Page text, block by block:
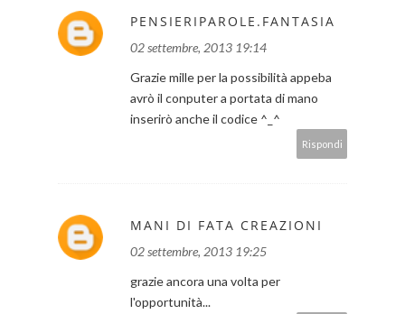
PENSIERIPAROLE.FANTASIA
02 settembre, 2013 19:14
Grazie mille per la possibilità appeba
avrò il conputer a portata di mano
inserirò anche il codice ^_^
Rispondi
MANI DI FATA CREAZIONI
02 settembre, 2013 19:25
grazie ancora una volta per
l'opportunità...